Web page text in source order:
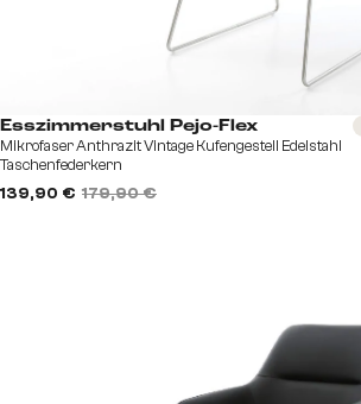
Esszimmerstuhl Pejo-Flex
Mikrofaser Anthrazit Vintage Kufengestell Edelstahl
Taschenfederkern
139,90 € 179,90 €